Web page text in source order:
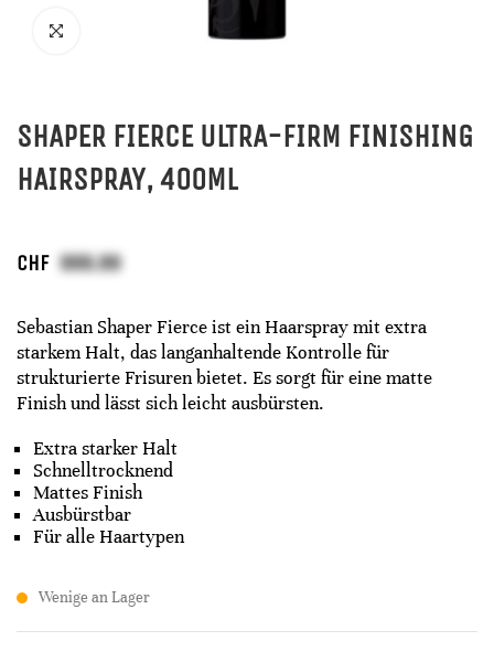
SHAPER FIERCE ULTRA-FIRM FINISHING
HAIRSPRAY, 400ML
CHF
Sebastian Shaper Fierce ist ein Haarspray mit extra
starkem Halt, das langanhaltende Kontrolle für
strukturierte Frisuren bietet. Es sorgt für eine matte
Finish und lässt sich leicht ausbürsten.
Extra starker Halt
Schnelltrocknend
Mattes Finish
Ausbürstbar
Für alle Haartypen
Wenige an Lager